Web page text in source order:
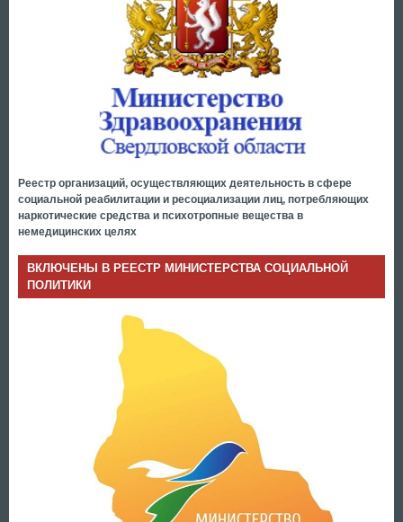
Реестр организаций, осуществляющих деятельность в сфере
социальной реабилитации и ресоциализации лиц, потребляющих
наркотические средства и психотропные вещества в
немедицинских целях
ВКЛЮЧЕНЫ В РЕЕСТР МИНИСТЕРСТВА СОЦИАЛЬНОЙ
ПОЛИТИКИ